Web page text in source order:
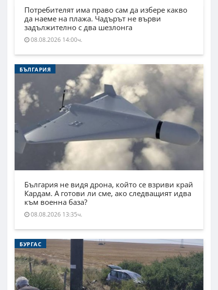
Потребителят има право сам да избере какво
да наеме на плажа. Чадърът не върви
задължително с два шезлонга
08.08.2026 14:00ч.
БЪЛГАРИЯ
България не видя дрона, който се взриви край
Кардам. А готови ли сме, ако следващият идва
към военна база?
08.08.2026 13:35ч.
БУРГАС